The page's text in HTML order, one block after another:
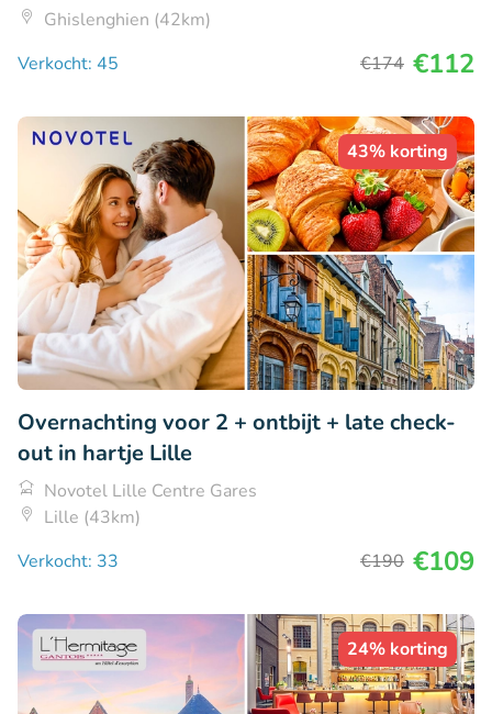
Ghislenghien (42km)
Verkocht: 45
€174 €112
43% korting
Overnachting voor 2 + ontbijt + late check-
out in hartje Lille
Novotel Lille Centre Gares
Lille (43km)
Verkocht: 33
€190 €109
24% korting